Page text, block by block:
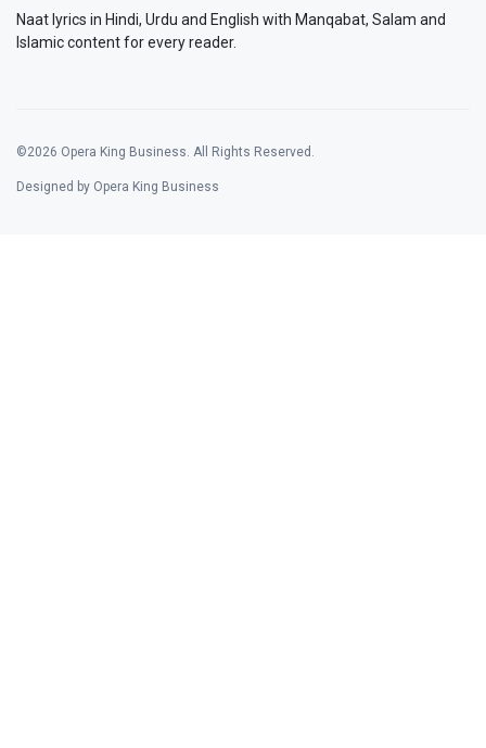
Naat lyrics in Hindi, Urdu and English with Manqabat, Salam and
Islamic content for every reader.
©2026 Opera King Business. All Rights Reserved.
Designed by Opera King Business